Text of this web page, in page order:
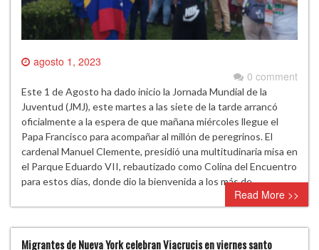
agosto 1, 2023
0 comment
Este 1 de Agosto ha dado inicio la Jornada Mundial de la
Juventud (JMJ), este martes a las siete de la tarde arrancó
oficialmente a la espera de que mañana miércoles llegue el
Papa Francisco para acompañar al millón de peregrinos. El
cardenal Manuel Clemente, presidió una multitudinaria misa en
el Parque Eduardo VII, rebautizado como Colina del Encuentro
para estos días, donde dio la bienvenida a los más de…
Read More >>
Migrantes de Nueva York celebran Viacrucis en viernes santo